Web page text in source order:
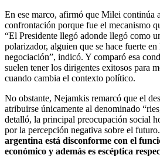
En ese marco, afirmó que Milei continúa
confrontación porque fue el mecanismo
“El Presidente llegó adonde llegó como
polarizador, alguien que se hace fuerte
negociación”, indicó. Y comparó esa
suelen tener los dirigentes exitosos para
cuando cambia el contexto político.
No obstante, Nejamkis remarcó que el
atribuirse únicamente al denominado
detalló, la principal preocupación social
por la percepción negativa sobre el futuro.
argentina está disconforme con el
económico y además es escéptica